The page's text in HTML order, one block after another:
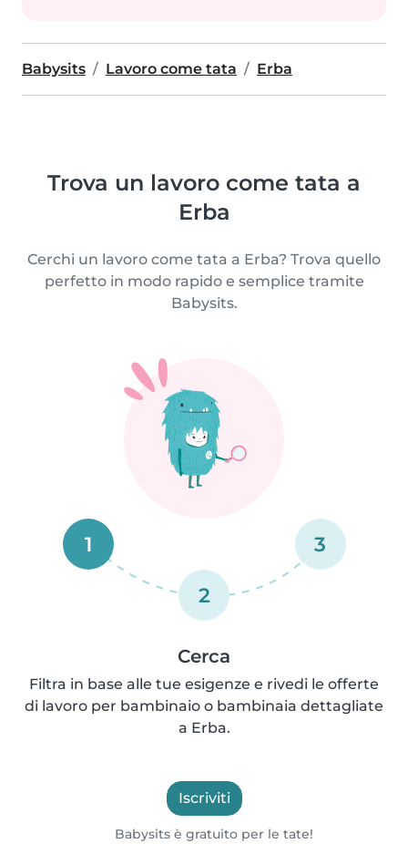
Babysits Lavoro come tata Erba
Trova un lavoro come tata a
Erba
Cerchi un lavoro come tata a Erba? Trova quello
perfetto in modo rapido e semplice tramite
Babysits.
1
2
3
Cerca
Filtra in base alle tue esigenze e rivedi le offerte
di lavoro per bambinaio o bambinaia dettagliate
a Erba.
Iscriviti
Babysits è gratuito per le tate!